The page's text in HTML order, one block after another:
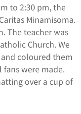
to 2:30 pm, the
Minamisoma.
The teacher was
Church. We
coloured them
were made.
over a cup of